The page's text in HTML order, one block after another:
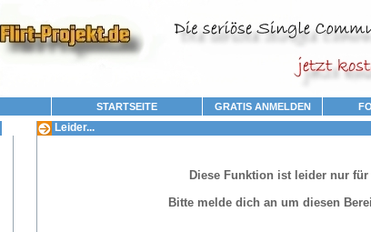
STARTSEITE GRATIS ANMELDEN
Leider...
Diese Funktion ist leider nur für
Bitte melde dich an um diesen